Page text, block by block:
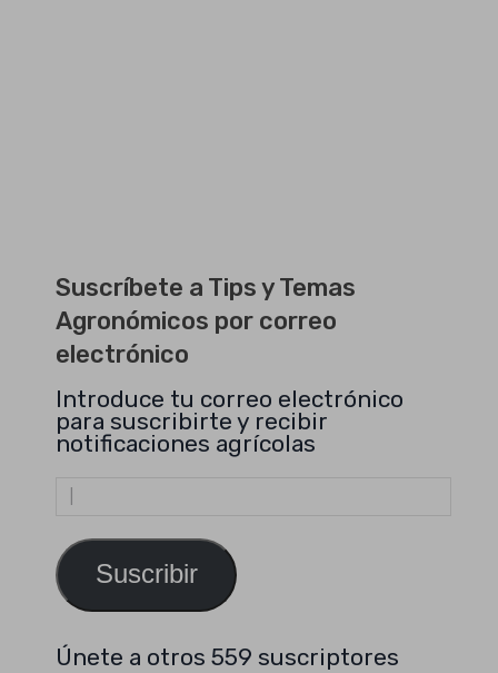
Suscríbete a Tips y Temas
Agronómicos por correo
electrónico
Introduce tu correo electrónico
para suscribirte y recibir
notificaciones agrícolas
Dirección
de
Suscribir
Únete a otros 559 suscriptores